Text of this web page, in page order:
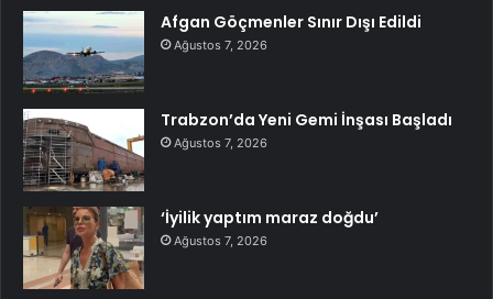
Afgan Göçmenler Sınır Dışı Edildi
Ağustos 7, 2026
Trabzon’da Yeni Gemi İnşası Başladı
Ağustos 7, 2026
‘İyilik yaptım maraz doğdu’
Ağustos 7, 2026